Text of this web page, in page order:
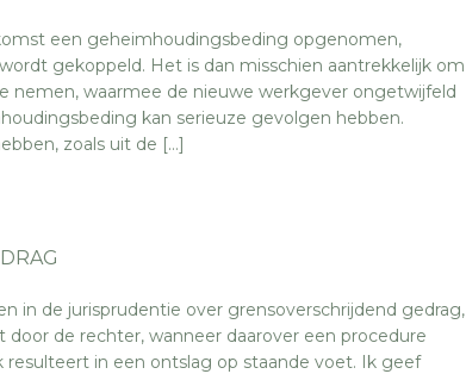
een geheimhoudingsbeding opgenomen,
gekoppeld. Het is dan misschien aantrekkelijk om
nemen, waarmee de nieuwe werkgever ongetwijfeld
kan serieuze gevolgen hebben.
zoals uit de […]
in de jurisprudentie over grensoverschrijdend gedrag,
de rechter, wanneer daarover een procedure
in een ontslag op staande voet. Ik geef